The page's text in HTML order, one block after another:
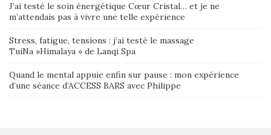
J’ai testé le soin énergétique Cœur Cristal… et je ne
m’attendais pas à vivre une telle expérience
Stress, fatigue, tensions : j’ai testé le massage
TuiNa »Himalaya » de Lanqi Spa
Quand le mental appuie enfin sur pause : mon expérience
d’une séance d’ACCESS BARS avec Philippe